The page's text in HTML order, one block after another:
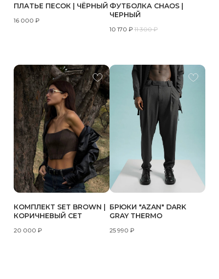
ПЛАТЬЕ ПЕСОК | ЧЁРНЫЙ
16 000 ₽
ФУТБОЛКА CHAOS |
ЧЕРНЫЙ
10 170 ₽ 11 300 ₽
КОМПЛЕКТ SET BROWN |
КОРИЧНЕВЫЙ СЕТ
20 000 ₽
БРЮКИ "AZAN" DARK
GRAY THERMO
25 990 ₽